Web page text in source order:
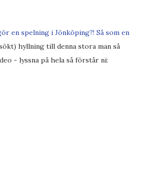
en spelning i Jönköping?! Så som en
hyllning till denna stora man så
- lyssna på hela så förstår ni: